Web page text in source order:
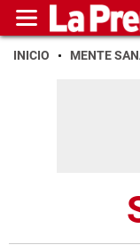
INICIO MENTE